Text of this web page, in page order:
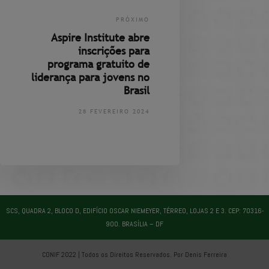
PRÓXIMO
Aspire Institute abre
inscrições para
programa gratuito de
liderança para jovens no
Brasil
28 FEVEREIRO 2024
SCS, QUADRA 2, BLOCO D, EDIFÍCIO OSCAR NIEMEYER, TÉRREO, LOJAS 2 E 3. CEP: 70316-
900. BRASÍLIA – DF
CONIF 2022 | Todos os Direitos Reservados. Por Denis Ferreira